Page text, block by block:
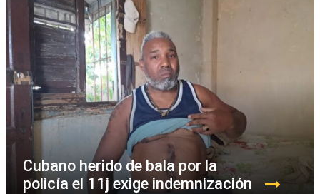
Cubano herido de bala por la
policía el 11j exige indemnización